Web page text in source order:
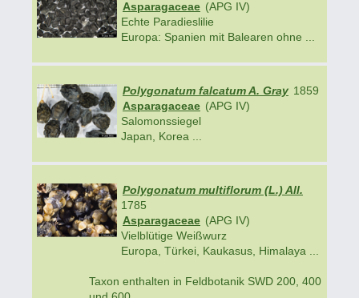
Asparagaceae (APG IV)
Echte Paradieslilie
Europa: Spanien mit Balearen ohne ...
Polygonatum falcatum A. Gray 1859
Asparagaceae (APG IV)
Salomonssiegel
Japan, Korea ...
Polygonatum multiflorum (L.) All.
1785
Asparagaceae (APG IV)
Vielblütige Weißwurz
Europa, Türkei, Kaukasus, Himalaya ...
Taxon enthalten in Feldbotanik SWD 200, 400